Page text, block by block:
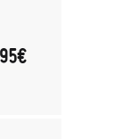
95€